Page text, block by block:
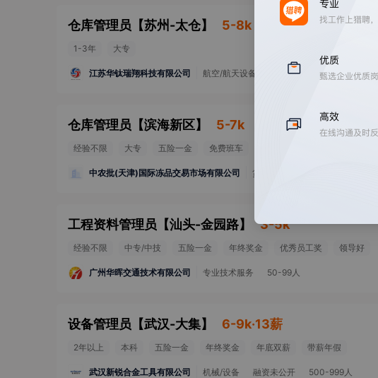
仓库管理员 【苏州-太仓】 5-8k
1-3年 大专
江苏华钛瑞翔科技有限公司 航空/航天设备 A轮融资 100-499人
仓库管理员 【滨海新区】 5-7k
经验不限 大专 五险一金 免费班车
中农批(天津)国际冻品交易市场有限公司 货运/物流/仓储
工程资料管理员 【汕头-金园路】 3-5k
经验不限 中专/中技 五险一金 年终奖金 优秀员工奖 领导好
广州华晖交通技术有限公司 专业技术服务 50-99人
设备管理员 【武汉-大集】 6-9k·13薪
2年以上 本科 五险一金 年终奖金 年底双薪 带薪年假
武汉新锐合金工具有限公司 机械/设备 融资未公开 500-999人